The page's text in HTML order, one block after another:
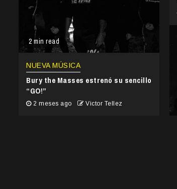
2 min read
NUEVA MÚSICA
Bury the Masses estrenó su sencillo
“GO!”
2 meses ago Victor Tellez